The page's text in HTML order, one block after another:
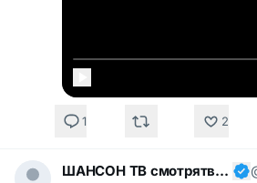
1 2
ШАНСОН ТВ смотрятвсешансонтв